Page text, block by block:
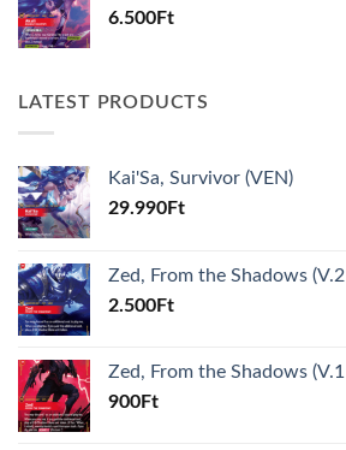
6.500Ft
LATEST PRODUCTS
Kai'Sa, Survivor (VEN)
29.990Ft
Zed, From the Shadows
2.500Ft
Zed, From the Shadows
900Ft